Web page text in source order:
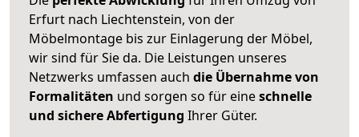
Erfurt nach Liechtenstein, von der
Möbelmontage bis zur Einlagerung der Möbel,
wir sind für Sie da. Die Leistungen unseres
Netzwerks umfassen auch die Übernahme von
Formalitäten und sorgen so für eineschnelle
und sichere Abfertigung Ihrer Güter.